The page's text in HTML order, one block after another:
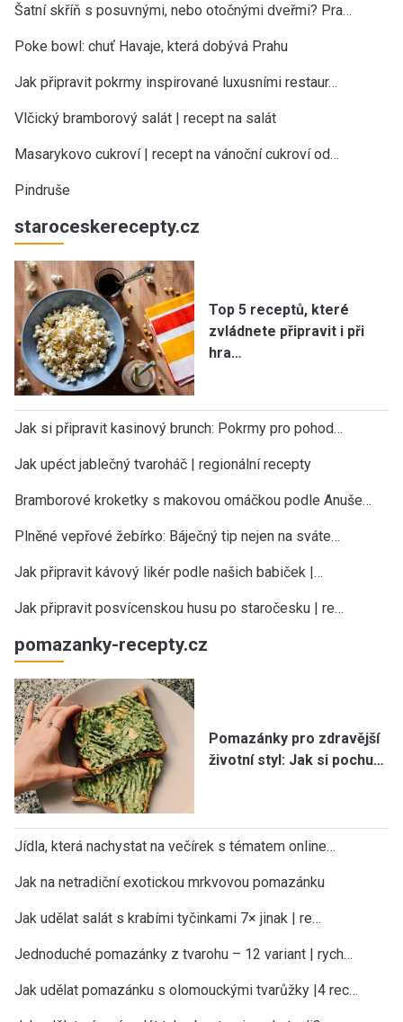
Šatní skříň s posuvnými, nebo otočnými dveřmi? Pra…
Poke bowl: chuť Havaje, která dobývá Prahu
Jak připravit pokrmy inspirované luxusními restaur…
Vlčický bramborový salát | recept na salát
Masarykovo cukroví | recept na vánoční cukroví od…
Pindruše
staroceskerecepty.cz
Top 5 receptů, které
zvládnete připravit i při
hra…
Jak si připravit kasinový brunch: Pokrmy pro pohod…
Jak upéct jablečný tvaroháč | regionální recepty
Bramborové kroketky s makovou omáčkou podle Anuše…
Plněné vepřové žebírko: Báječný tip nejen na sváte…
Jak připravit kávový likér podle našich babiček |…
Jak připravit posvícenskou husu po staročesku | re…
pomazanky-recepty.cz
Pomazánky pro zdravější
životní styl: Jak si pochu…
Jídla, která nachystat na večírek s tématem online…
Jak na netradiční exotickou mrkvovou pomazánku
Jak udělat salát s krabími tyčinkami 7× jinak | re…
Jednoduché pomazánky z tvarohu – 12 variant | rych…
Jak udělat pomazánku s olomouckými tvarůžky |4 rec…